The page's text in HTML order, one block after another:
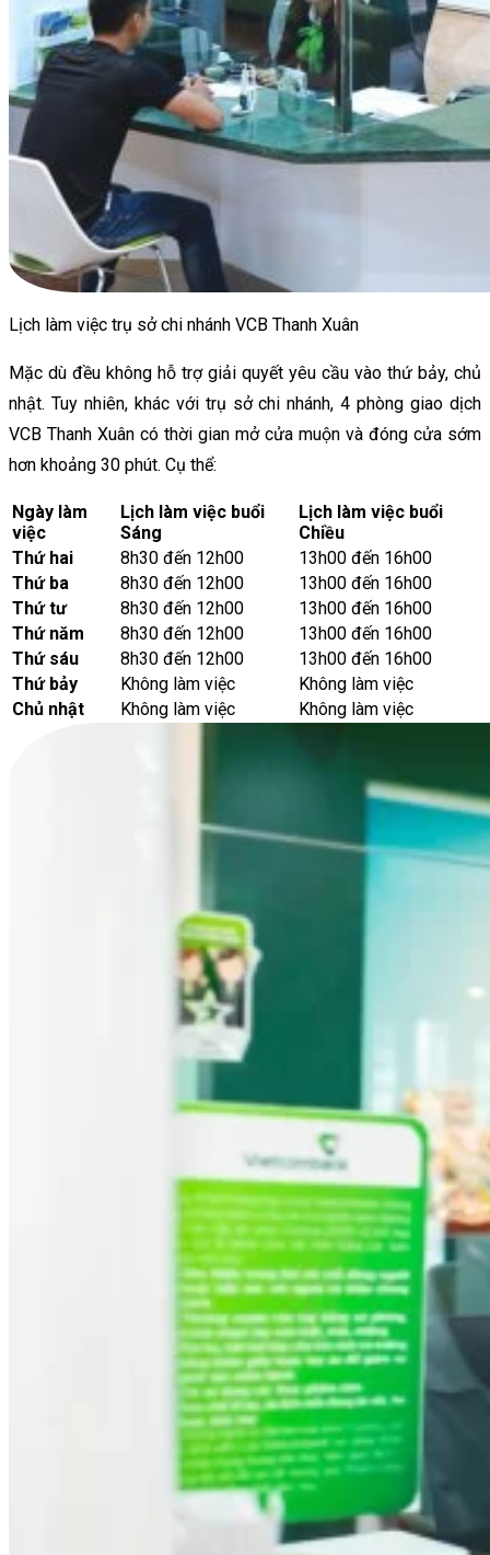
Lịch làm việc trụ sở chi nhánh VCB Thanh Xuân
Mặc dù đều không hỗ trợ giải quyết yêu cầu vào thứ bảy, chủ
nhật. Tuy nhiên, khác với trụ sở chi nhánh, 4 phòng giao dịch
VCB Thanh Xuân có thời gian mở cửa muộn và đóng cửa sớm
hơn khoảng 30 phút. Cụ thể:
Ngày làm
việc
Lịch làm việc buổi
Sáng
Lịch làm việc buổi
Chiều
Thứ hai
8h30 đến 12h00
13h00 đến 16h00
Thứ ba
8h30 đến 12h00
13h00 đến 16h00
Thứ tư
8h30 đến 12h00
13h00 đến 16h00
Thứ năm
8h30 đến 12h00
13h00 đến 16h00
Thứ sáu
8h30 đến 12h00
13h00 đến 16h00
Thứ bảy
Không làm việc
Không làm việc
Chủ nhật
Không làm việc Không làm việc